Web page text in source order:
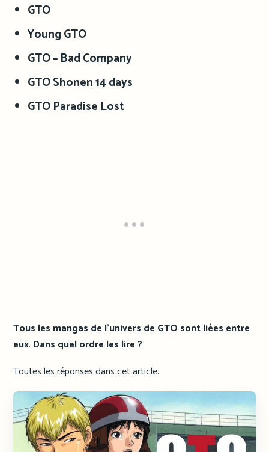
GTO
Young GTO
GTO – Bad Company
GTO Shonen 14 days
GTO Paradise Lost
Tous les mangas de l’univers de GTO sont liées entre
eux. Dans quel ordre les lire ?
Toutes les réponses dans cet article.